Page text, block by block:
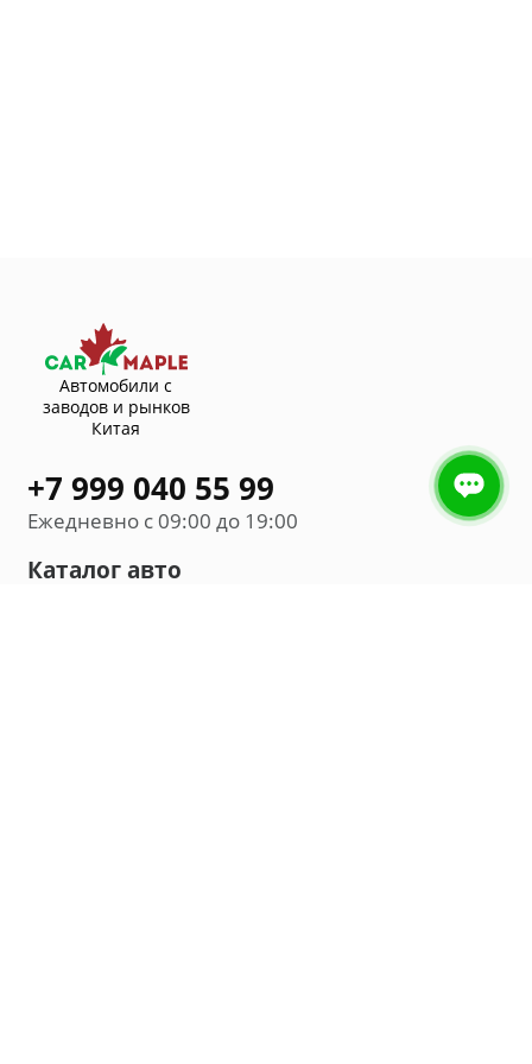
Автомобили с
заводов и рынков
Китая
+7 999 040 55 99
Ежедневно с 09:00 до 19:00
Каталог авто